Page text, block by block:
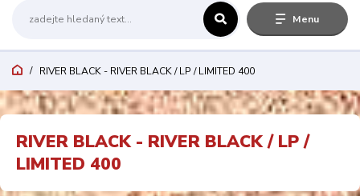
Menu
RIVER BLACK - RIVER BLACK / LP / LIMITED 400
RIVER BLACK - RIVER BLACK / LP /
LIMITED 400